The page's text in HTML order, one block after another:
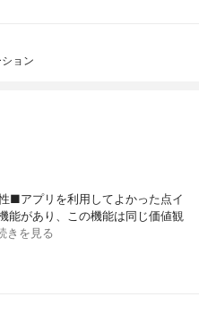
ョン
■アプリを利用してよかった点イ
能があり、この機能は同じ価値観
きを見る